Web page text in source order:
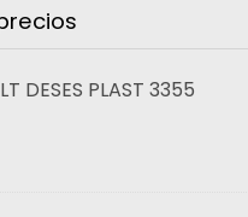
DESES PLAST 3355